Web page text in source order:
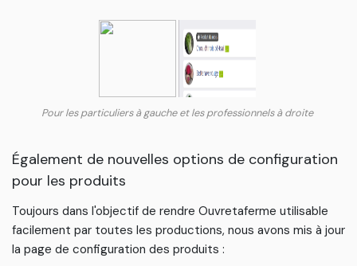
Pour les particuliers à gauche et les professionnels à droite
Également de nouvelles options de configuration
pour les produits
Toujours dans l'objectif de rendre Ouvretaferme utilisable
facilement par toutes les productions, nous avons mis à jour
la page de configuration des produits :